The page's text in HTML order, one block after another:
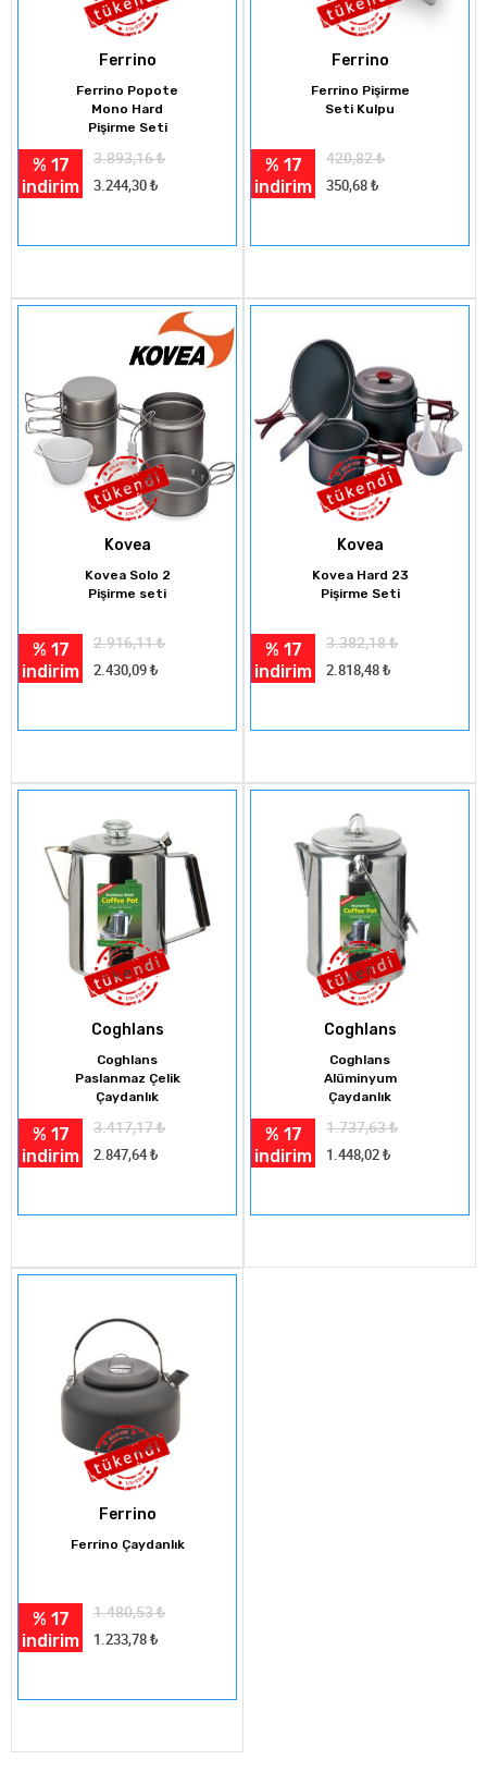
Ferrino
Ferrino Popote
Mono Hard
Pişirme Seti
% 17
indirim
3.893,16₺
3.244,30 ₺
Ferrino
Ferrino Pişirme
Seti Kulpu
% 17
indirim
420,82₺
350,68 ₺
Kovea
Kovea Solo 2
Pişirme seti
% 17
indirim
2.916,11₺
2.430,09 ₺
Kovea
Kovea Hard 23
Pişirme Seti
% 17
indirim
3.382,18₺
2.818,48 ₺
Coghlans
Coghlans
Paslanmaz Çelik
Çaydanlık
% 17
indirim
3.417,17₺
2.847,64 ₺
Coghlans
Coghlans
Alüminyum
Çaydanlık
% 17
indirim
1.737,63₺
1.448,02 ₺
Ferrino
Ferrino Çaydanlık
% 17
indirim
1.480,53₺
1.233,78 ₺